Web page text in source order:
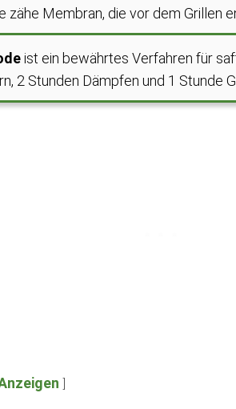
zähe Membran, die vor dem Grillen
ist ein bewährtes Verfahren für
2 Stunden Dämpfen und 1 Stunde